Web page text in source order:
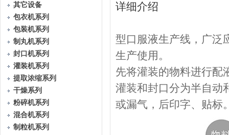
其它设备
包衣机系列
包装机系列
制丸机系列
封口机系列
灌装机系列
提取浓缩系列
干燥系列
粉碎机系列
混合机系列
制粒机系列
详细介绍
型口服液生产线，广泛
生产使用。
先将灌装的物料进行配
灌装和封口分为半自动
或漏气，后印字、贴标